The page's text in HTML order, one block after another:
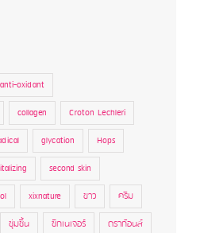
anti-oxidant
collagen
Croton Lechleri
glycation
Hops
second skin
xixnature ขาว
ครีม
ชุ่มชื้น ซิกเนเจอร์
ดราก้อนส์